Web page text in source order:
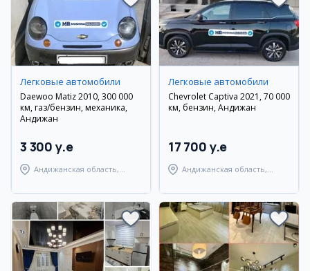
Легковые автомобили
Daewoo Matiz 2010, 300 000
км, газ/бензин, механика,
Андижан
3 300 y.e
Андижанская область,
Легковые автомобили
Chevrolet Captiva 2021, 70 000
км, бензин, Андижан
17 700 y.e
Андижанская область,